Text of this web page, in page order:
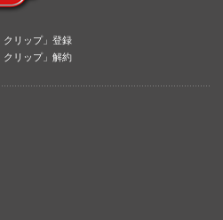
リップ」登録
リップ」解約